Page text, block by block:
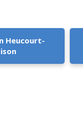
Heucourt-